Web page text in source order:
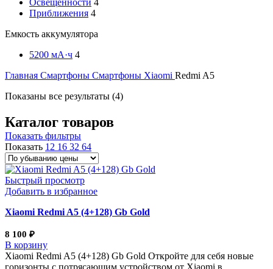
Освещенности 4
Приближения 4
Емкость аккумулятора
5200 мА·ч 4
Главная Смартфоны Смартфоны Xiaomi Redmi A5
Показаны все результаты (4)Цены:
Каталог товаров
Показать фильтры
Показать 12 16 32 64
Быстрый просмотр
Добавить в избранное
Xiaomi Redmi A5 (4+128) Gb Gold
8 100 ₽
В корзину
Xiaomi Redmi A5 (4+128) Gb Gold Откройте для себя новые